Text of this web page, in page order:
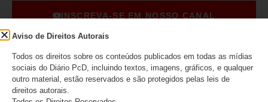
INSCREVA-SE EM NOSSO CANAL
CURTA NO FACEBOOK
Aviso de Direitos Autorais
Todos os direitos sobre os conteúdos publicados em todas as mídias
sociais do Diário PcD, incluindo textos, imagens, gráficos, e qualquer
outro material, estão reservados e são protegidos pelas leis de
direitos autorais.